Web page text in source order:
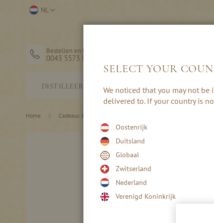
Ga
Selecteer
NL
Bestellen en hulp
0043 5573 82203
DISTILLEERDERIJ
DRANK
Home Cadeaus & Accessoires
SELECT YOUR
We noticed that you may not
delivered to. If your country is
Oostenrijk
Duitsland
Globaal
Zwitserland
Nederland
Verenigd Koninkrijk